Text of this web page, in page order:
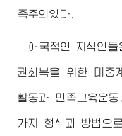
족주의였다.
애국적인 지식인
권회복을 위한 대중
활동과 민족교육운
가지 형식과 방법으